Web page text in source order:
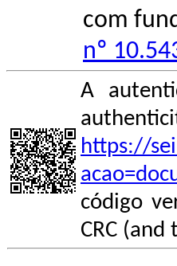
com
nº
A
https://
código
CRC (and